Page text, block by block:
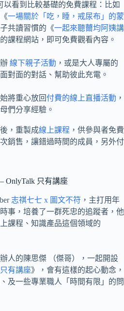
以看到比較基礎的免費課程：比如
一場關於「吃，睡，戒尿布」的蒙
共讀習慣的《一起來聽薾均阿姨講
課程網站，即可免費觀看內容。
線下親子活動 ，或是大人專屬的
對面的對話、幫助彼此充電。
將重心放回付費的線上直播活動 ，
們分享經驗。
，重製成線上課程 ，供參與者免費
銷售，讓錯過時間的成員，另外付
OnlyTalk 只有講座
志祺七七 x 圖文不符 ，主打用年
事，培養了一群死忠的追蹤者，他
課程、知識產品這個領域的
人的陳思傑 （傑哥），一起開設
有講座》，會有這樣的起心動念，
及一些專業職人「時間有限」的問